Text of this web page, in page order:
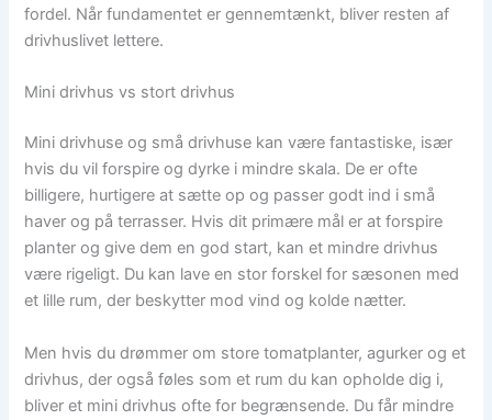
fordel. Når fundamentet er gennemtænkt, bliver resten af
drivhuslivet lettere.
Mini drivhus vs stort drivhus
Mini drivhuse og små drivhuse kan være fantastiske, især
hvis du vil forspire og dyrke i mindre skala. De er ofte
billigere, hurtigere at sætte op og passer godt ind i små
haver og på terrasser. Hvis dit primære mål er at forspire
planter og give dem en god start, kan et mindre drivhus
være rigeligt. Du kan lave en stor forskel for sæsonen med
et lille rum, der beskytter mod vind og kolde nætter.
Men hvis du drømmer om store tomatplanter, agurker og et
drivhus, der også føles som et rum du kan opholde dig i,
bliver et mini drivhus ofte for begrænsende. Du får mindre